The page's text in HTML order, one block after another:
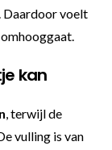
Daardoor voelt
kan
, terwijl de
vulling is van